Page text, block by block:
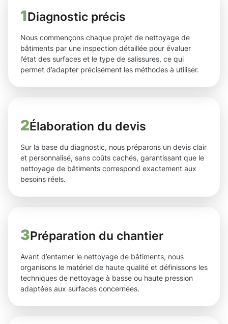
1Diagnostic précis
Nous commençons chaque projet de nettoyage de
bâtiments par une inspection détaillée pour évaluer
l’état des surfaces et le type de salissures, ce qui
permet d’adapter précisément les méthodes à utiliser.
2Élaboration du devis
Sur la base du diagnostic, nous préparons un devis clair
et personnalisé, sans coûts cachés, garantissant que le
nettoyage de bâtiments correspond exactement aux
besoins réels.
3Préparation du chantier
Avant d’entamer le nettoyage de bâtiments, nous
organisons le matériel de haute qualité et définissons les
techniques de nettoyage à basse ou haute pression
adaptées aux surfaces concernées.